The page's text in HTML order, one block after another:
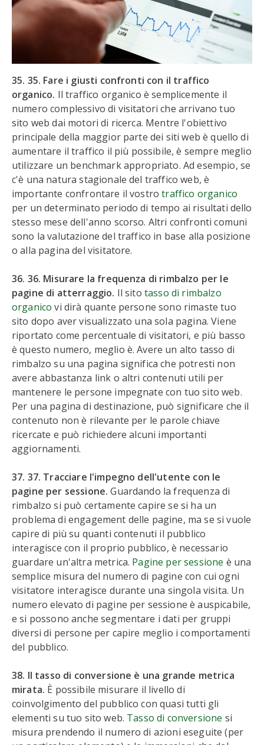
35. 35. Fare i giusti confronti con il traffico
organico. Il traffico organico è semplicemente il
numero complessivo di visitatori che arrivano tuo
sito web dai motori di ricerca. Mentre l'obiettivo
principale della maggior parte dei siti web è quello di
aumentare il traffico il più possibile, è sempre meglio
utilizzare un benchmark appropriato. Ad esempio, se
c'è una natura stagionale del traffico web, è
importante confrontare il vostrotraffico organico
per un determinato periodo di tempo ai risultati dello
stesso mese dell'anno scorso. Altri confronti comuni
sono la valutazione del traffico in base alla posizione
o alla pagina del visitatore.
36. 36. Misurare la frequenza di rimbalzo per le
pagine di atterraggio. Il sito tasso di rimbalzo
organico vi dirà quante persone sono rimaste tuo
sito dopo aver visualizzato una sola pagina. Viene
riportato come percentuale di visitatori, e più basso
è questo numero, meglio è. Avere un alto tasso di
rimbalzo su una pagina significa che potresti non
avere abbastanza link o altri contenuti utili per
mantenere le persone impegnate con tuo sito web.
Per una pagina di destinazione, può significare che il
contenuto non è rilevante per le parole chiave
ricercate e può richiedere alcuni importanti
aggiornamenti.
37. 37. Tracciare l'impegno dell'utente con le
pagine per sessione. Guardando la frequenza di
rimbalzo si può certamente capire se si ha un
problema di engagement delle pagine, ma se si vuole
capire di più su quanti contenuti il pubblico
interagisce con il proprio pubblico, è necessario
guardare un'altra metrica. Pagine per sessione è una
semplice misura del numero di pagine con cui ogni
visitatore interagisce durante una singola visita. Un
numero elevato di pagine per sessione è auspicabile,
e si possono anche segmentare i dati per gruppi
diversi di persone per capire meglio i comportamenti
del pubblico.
38. Il tasso di conversione è una grande metrica
mirata. È possibile misurare il livello di
coinvolgimento del pubblico con quasi tutti gli
elementi su tuo sito web. Tasso di conversione si
misura prendendo il numero di azioni eseguite (per